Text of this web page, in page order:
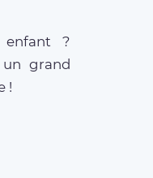
enfant ?
un grand
!